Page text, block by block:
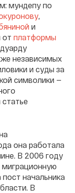
мундепу по
,
и
от платформы
независимых
и суды за
символики —
она работала
В 2006 году
начальника
В